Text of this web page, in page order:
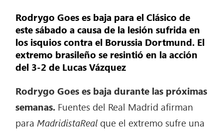
Rodrygo Goes es baja para el Clásico de
este sábado a causa de la lesión sufrida en
los isquios contra el Borussia Dortmund. El
extremo brasileño se resintió en la acción
del 3-2 de Lucas Vázquez
Rodrygo Goes es baja durante las próximas
semanas. Fuentes del Real Madrid afirman
para MadridistaReal que el extremo sufre una